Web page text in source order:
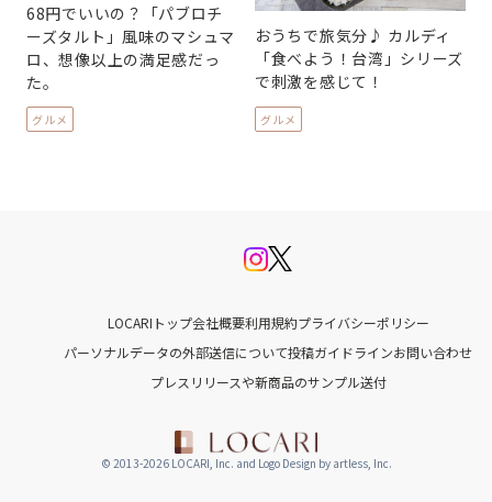
68円でいいの？「パブロチ
ーズタルト」風味のマシュマ
ロ、想像以上の満足感だっ
た。
グルメ
おうちで旅気分♪ カルディ
「食べよう！台湾」シリーズ
で刺激を感じて！
グルメ
LOCARIトップ会社概要利用規約プライバシーポリシー
パーソナルデータの外部送信について投稿ガイドラインお問い合わせ
プレスリリースや新商品のサンプル送付
© 2013-2026 LOCARI, Inc. and Logo Design by artless, Inc.